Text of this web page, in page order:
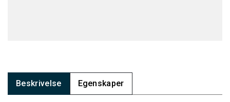
Beskrivelse Egenskaper